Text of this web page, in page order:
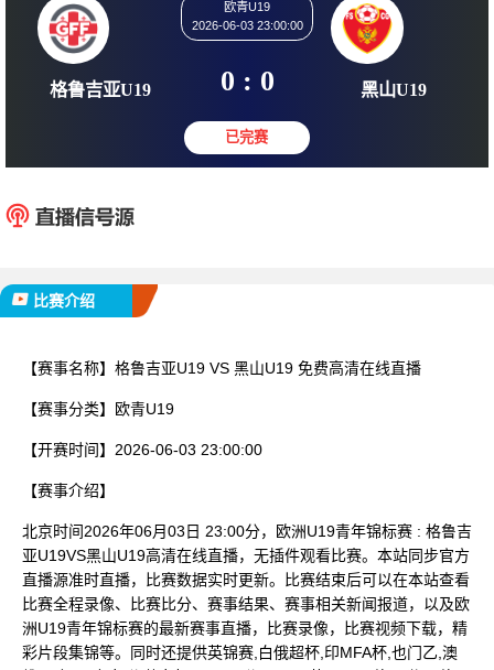
欧青U19
2026-06-03 23:00:00
0 : 0
比赛介绍
【赛事名称】 格鲁吉亚U19 VS 黑山U19 免费高清在线直播
【赛事分类】 欧青U19
【开赛时间】 2026-06-03 23:00:00
【赛事介绍】
北京时间2026年06月03日 23:00分，欧洲U19青年锦标赛 : 格鲁吉
亚U19VS黑山U19高清在线直播，无插件观看比赛。本站同步官方
直播源准时直播，比赛数据实时更新。比赛结束后可以在本站查看
比赛全程录像、比赛比分、赛事结果、赛事相关新闻报道，以及欧
洲U19青年锦标赛的最新赛事直播，比赛录像，比赛视频下载，精
彩片段集锦等。同时还提供英锦赛,白俄超杯,印MFA杯,也门乙,澳